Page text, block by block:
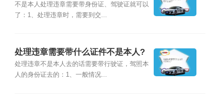
不是本人处理违章需要带身份证、驾驶证就可以
了：1、处理违章时，需要到交...
处理违章需要带什么证件不是本人?
处理违章不是本人去的话需要带行驶证，驾照本
人的身份证去的：1、一般情况...